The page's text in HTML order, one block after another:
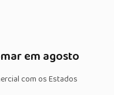
em agosto
com os Estados